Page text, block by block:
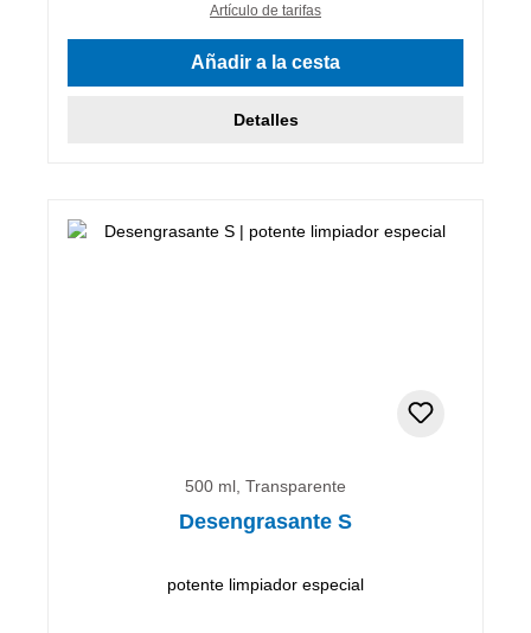
Artículo de tarifas
Añadir a la cesta
Detalles
500 ml, Transparente
Desengrasante S
potente limpiador especial